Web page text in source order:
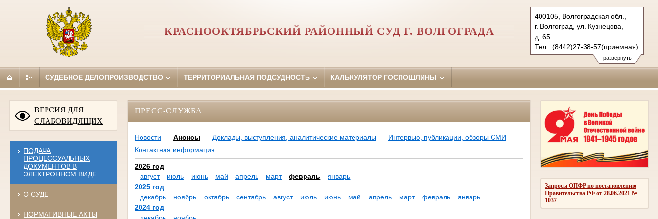
развернуть
400105, Волгоградская обл.,
г. Волгоград, ул. Кузнецова,
д. 65
Тел.: (8442)27-38-57(приемная)
27-38-38 (гр.)
28-25-99 (уг.)
КРАСНООКТЯБРЬСКИЙ РАЙОННЫЙ СУД Г. ВОЛГОГРАДА
СУДЕБНОЕ ДЕЛОПРОИЗВОДСТВО ТЕРРИТОРИАЛЬНАЯ ПОДСУДНОСТЬ КАЛЬКУЛЯТОР ГОСПОШЛИНЫ
ВЕРСИЯ ДЛЯ
СЛАБОВИДЯЩИХ
ПОДАЧА
ПРОЦЕССУАЛЬНЫХ
ДОКУМЕНТОВ В
ЭЛЕКТРОННОМ ВИДЕ
О СУДЕ
НОРМАТИВНЫЕ АКТЫ
Запросы ОПФР по постановлению
Правительства РФ от 28.06.2021 №
1037
ПРЕСС-СЛУЖБА
Новости Анонсы Доклады, выступления, аналитические материалы
Интервью, публикации, обзоры СМИ
Контактная информация
2026 год
август
июль июнь май апрель март февраль
январь
2025 год
декабрь
ноябрь октябрь сентябрь август июль июнь май апрель март февраль
январь
2024 год